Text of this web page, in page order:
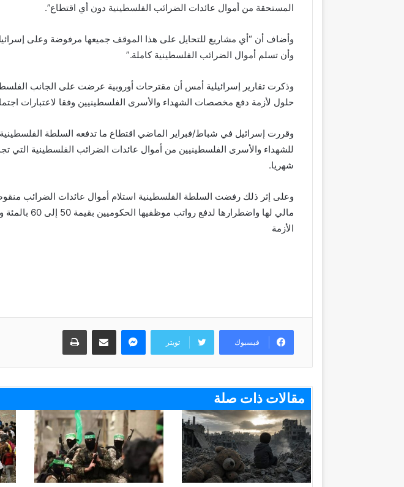
المستحقة من أموال عائدات الضرائب الفلسطينية دون أي اقتطاع”.
وأضاف أن “أي مشاريع للتحايل على هذا الموقف جميعها مرفوضة وعلى إسرائيل
وأن تسلم أموال الضرائب الفلسطينية كاملة.”
وذكرت تقارير إسرائيلية أمس أن مقترحات أوروبية عرضت على الجانب
حلول لأزمة دفع مخصصات الشهداء والأسرى الفلسطينيين وفقا لاعتبارات
وقررت إسرائيل في شباط/فبراير الماضي اقتطاع ما تدفعه السلطة
للشهداء والأسرى الفلسطينيين من أموال عائدات الضرائب الفلسطينية التي
شهريا.
وعلى إثر ذلك رفضت السلطة الفلسطينية استلام أموال عائدات الضرائب
مالي لها واضطرارها
الأزمة
فيسبوك تويتر
ماسنجر مشاركة عبر البريد طباعة
مقالات ذات صلة